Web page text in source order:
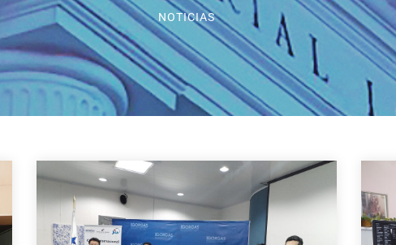
NOTICIAS